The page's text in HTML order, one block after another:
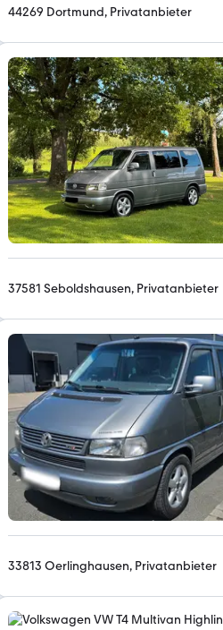
44269 Dortmund, Privatanbieter
37581 Seboldshausen, Privatanbieter
33813 Oerlinghausen, Privatanbieter